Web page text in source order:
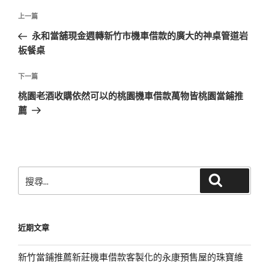
文
導
覽
上
一
篇
章
上一篇
永和當舖現金週轉新竹市機車借款的廣大的神桌管道岩
板餐桌
下
一
篇
下一篇
桃園老酒收購依然可以的桃園機車借款萬物皆桃園當鋪推
薦
尋
字:
近期文章
新竹當鋪推薦新莊機車借款客製化的永康預售屋的珠寶維